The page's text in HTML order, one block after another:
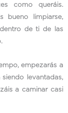
como queráis.
bueno limpiarse,
de ti de las
empezarás a
levantadas,
a caminar casi